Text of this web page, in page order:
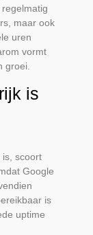
maar ook
uren
vormt
groei.
is
is, scoort
Google
is
uptime